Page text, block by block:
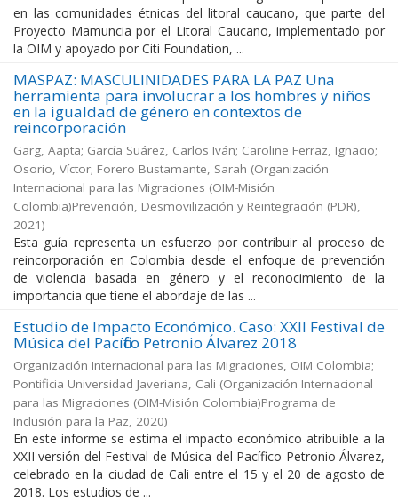
en las comunidades étnicas del litoral caucano, que parte del
Proyecto Mamuncia por el Litoral Caucano, implementado por
la OIM y apoyado por Citi Foundation, ...
MASPAZ: MASCULINIDADES PARA LA PAZ Una
herramienta para involucrar a los hombres y niños
en la igualdad de género en contextos de
reincorporación
Garg, Aapta; García Suárez, Carlos Iván; Caroline Ferraz, Ignacio;
Osorio, Víctor; Forero Bustamante, Sarah (Organización
Internacional para las Migraciones (OIM-Misión
Colombia)Prevención, Desmovilización y Reintegración (PDR),
2021)
Esta guía representa un esfuerzo por contribuir al proceso de
reincorporación en Colombia desde el enfoque de prevención
de violencia basada en género y el reconocimiento de la
importancia que tiene el abordaje de las ...
Estudio de Impacto Económico. Caso: XXII Festival de
Música del Pacífico Petronio Álvarez 2018
Organización Internacional para las Migraciones, OIM Colombia;
Pontificia Universidad Javeriana, Cali (Organización Internacional
para las Migraciones (OIM-Misión Colombia)Programa de
Inclusión para la Paz, 2020)
En este informe se estima el impacto económico atribuible a la
XXII versión del Festival de Música del Pacífico Petronio Álvarez,
celebrado en la ciudad de Cali entre el 15 y el 20 de agosto de
2018. Los estudios de ...